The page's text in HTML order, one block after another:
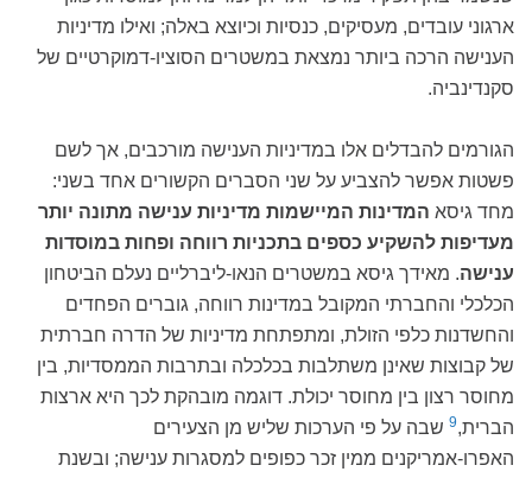
ארגוני עובדים, מעסיקים, כנסיות וכיוצא באלה; ואילו מדיניות
הענישה הרכה ביותר נמצאת במשטרים הסוציו-דמוקרטיים של
סקנדינביה.
הגורמים להבדלים אלו במדיניות הענישה מורכבים, אך לשם
פשטות אפשר להצביע על שני הסברים הקשורים אחד בשני:
מחד גיסא המדינות המיישמות מדיניות ענישה מתונה יותר
מעדיפות להשקיע כספים בתכניות רווחה ופחות במוסדות
ענישה. מאידך גיסא במשטרים הנאו-ליברליים נעלם הביטחון
הכלכלי והחברתי המקובל במדינות רווחה, גוברים הפחדים
והחשדנות כלפי הזולת, ומתפתחת מדיניות של הדרה חברתית
של קבוצות שאינן משתלבות בכלכלה ובתרבות הממסדיות, בין
מחוסר רצון בין מחוסר יכולת. דוגמה מובהקת לכך היא ארצות
הברית,9 שבה על פי הערכות שליש מן הצעירים
האפרו-אמריקנים ממין זכר כפופים למסגרות ענישה; ובשנת